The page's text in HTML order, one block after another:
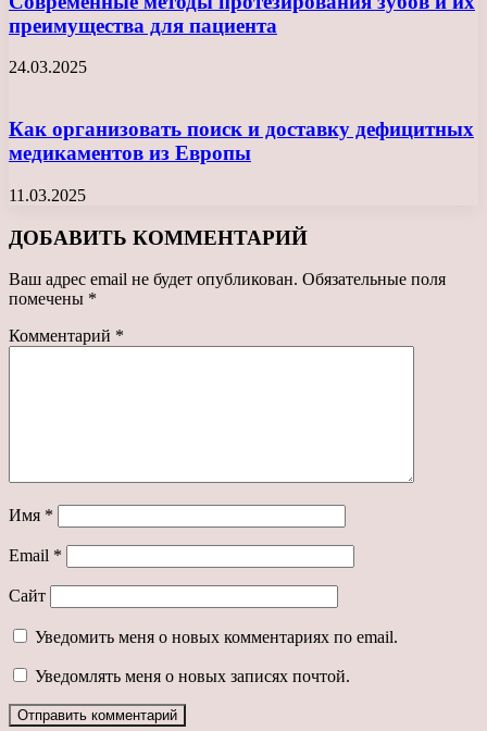
преимущества для пациента
24.03.2025
Как организовать поиск и доставку дефицитных
медикаментов из Европы
11.03.2025
ДОБАВИТЬ КОММЕНТАРИЙ
Ваш адрес email не будет опубликован. Обязательные поля
помечены *
Комментарий *
Имя *
Email *
Сайт
Уведомить меня о новых комментариях по email.
Уведомлять меня о новых записях почтой.